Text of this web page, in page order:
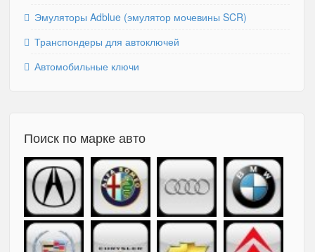
Эмуляторы Adblue (эмулятор мочевины SCR)
Транспондеры для автоключей
Автомобильные ключи
Поиск по марке авто